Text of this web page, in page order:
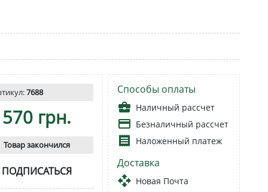
7688
570 грн.
Товар закончился
ПОДПИСАТЬСЯ
Способы оплаты
business_center Наличный рассчет
payment Безналичный рассчет
receipt Наложенный платеж
Доставка
open_with Новая Почта